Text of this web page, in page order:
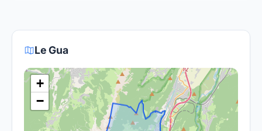
rendre la fibre optique accessible dans toute la
être plus difficiles à couvrir, l'objectif est de
fournir un accès à la fibre à la majorité des foyers
français d'ici 2030.
Le Gua
+
−